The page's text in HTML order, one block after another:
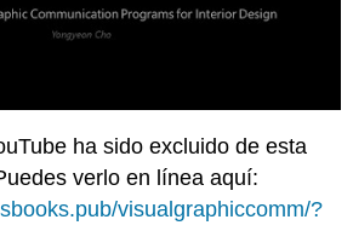
ha sido excluido de esta
verlo en línea aquí:
visualgraphiccomm/?